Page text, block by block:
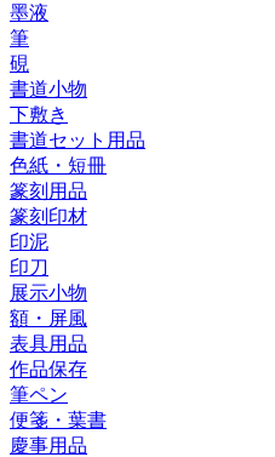
墨液
筆
硯
書道小物
下敷き
書道セット用品
色紙・短冊
篆刻用品
篆刻印材
印泥
印刀
展示小物
額・屏風
表具用品
作品保存
筆ペン
便箋・葉書
慶事用品